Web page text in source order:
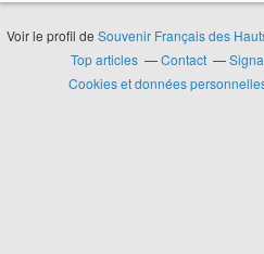
Voir le profil de Souvenir Français des
Top articles
Contact
Cookies et données